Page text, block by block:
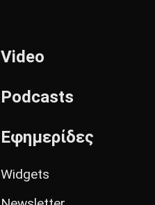
Video
Podcasts
Εφημερίδες
Widgets